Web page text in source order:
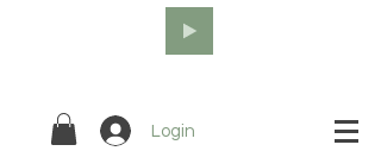
Login